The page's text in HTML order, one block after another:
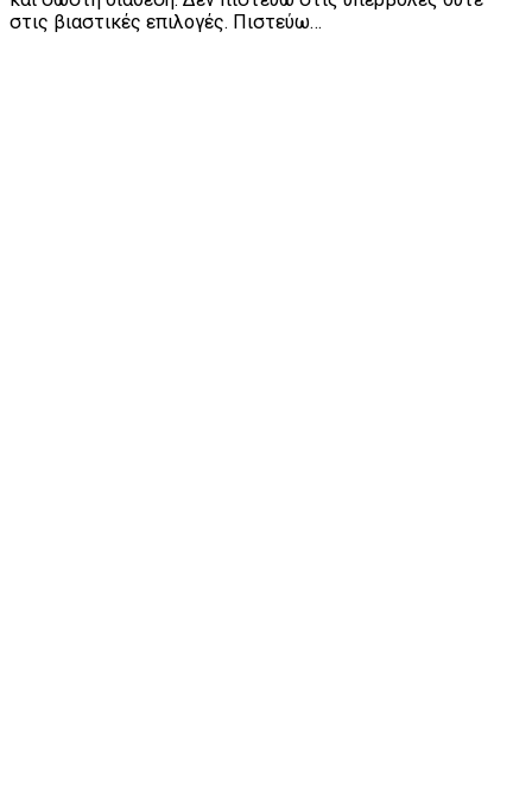
στις βιαστικές επιλογές. Πιστεύω…